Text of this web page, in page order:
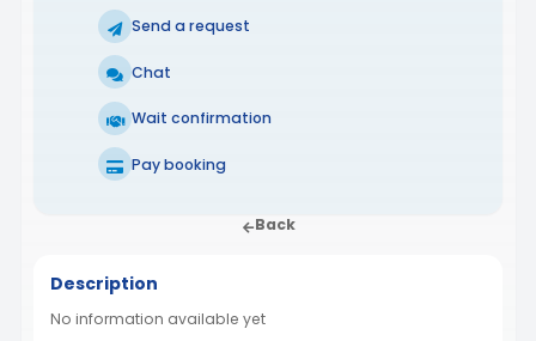
Send a request
Chat
Wait confirmation
Pay booking
Back
Description
No information available yet